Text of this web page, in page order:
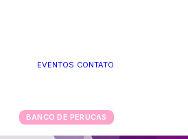
EVENTOS CONTATO
BANCO DE PERUCAS